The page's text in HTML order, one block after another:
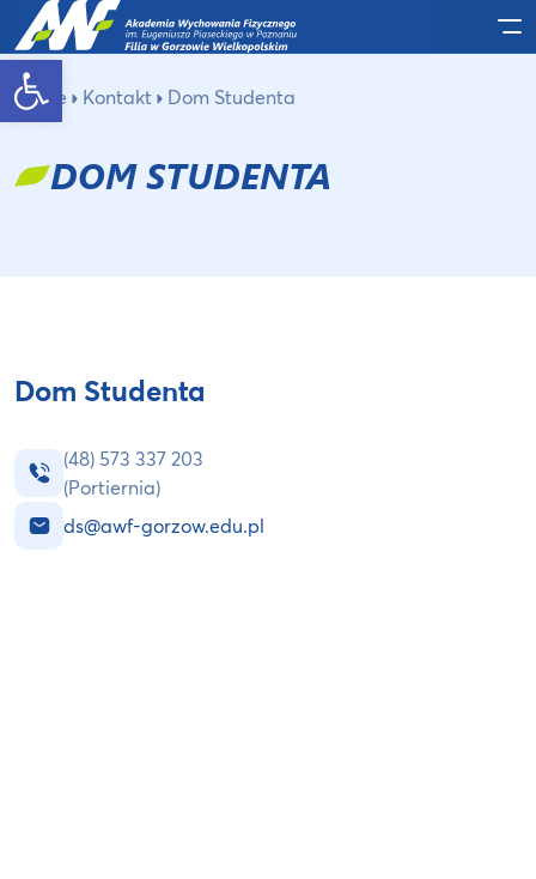
Otwórz pasek narzędzi
Home Kontakt Dom Studenta
DOM STUDENTA
Dom Studenta
(48) 573 337 203
(Portiernia)
ds@awf-gorzow.edu.pl